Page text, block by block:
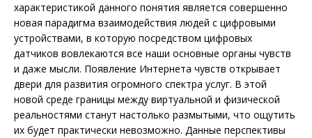
характеристикой данного понятия является совершенно
новая парадигма взаимодействия людей с цифровыми
устройствами, в которую посредством цифровых
датчиков вовлекаются все наши основные органы чувств
и даже мысли. Появление Интернета чувств открывает
двери для развития огромного спектра услуг. В этой
новой среде границы между виртуальной и физической
реальностями станут настолько размытыми, что ощутить
их будет практически невозможно. Данные перспективы